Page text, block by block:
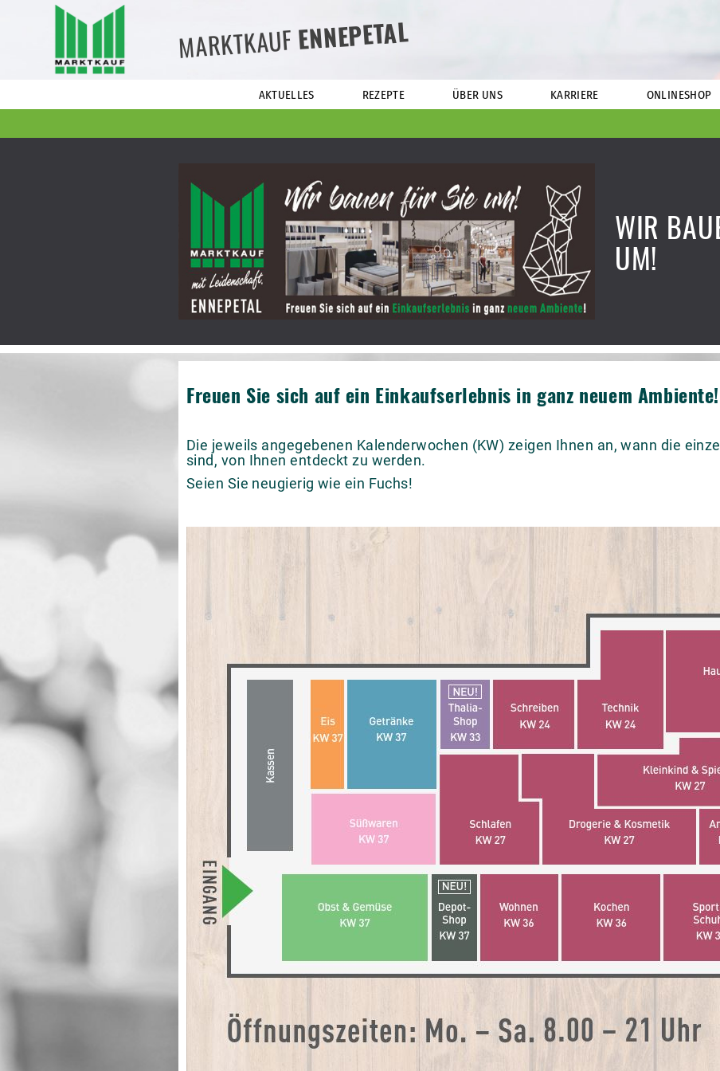
MARKTKAUFENNEPETAL
AKTUELLES REZEPTE ÜBER UNS KARRIERE ONLINESHOP
WIR
UM!
Freuen Sie sich auf ein Einkaufserlebnis in ganz neuem Ambiente!
Die jeweils angegebenen Kalenderwochen (KW) zeigen Ihnen an, wann die
sind, von Ihnen entdeckt zu werden.
Seien Sie neugierig wie ein Fuchs!